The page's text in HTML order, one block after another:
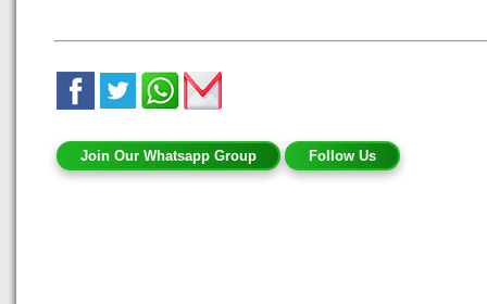
Join Our Whatsapp Group Follow Us